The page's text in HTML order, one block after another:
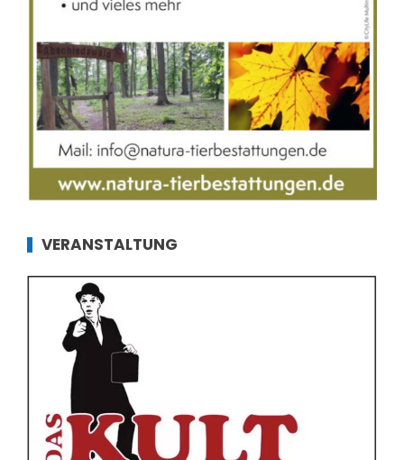
VERANSTALTUNG